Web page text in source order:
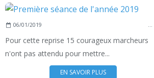
06/01/2019 …
Pour cette reprise 15 courageux marcheurs
n'ont pas attendu pour mettre...
EN SAVOIR PLUS
MARCHE NORDIQUE